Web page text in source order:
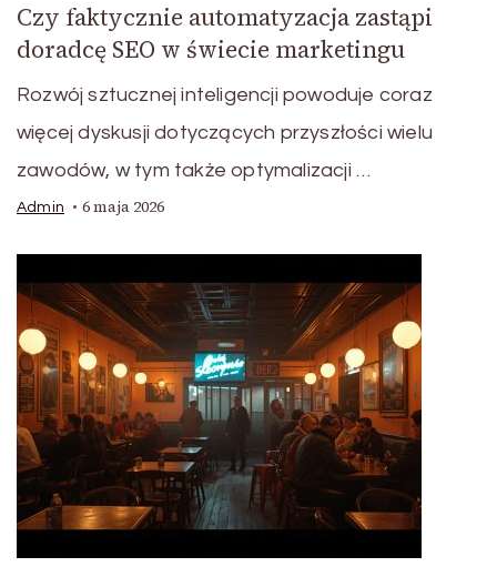
Czy faktycznie automatyzacja zastąpi
doradcę SEO w świecie marketingu
Rozwój sztucznej inteligencji powoduje coraz
więcej dyskusji dotyczących przyszłości wielu
zawodów, w tym także optymalizacji …
Admin 6 maja 2026